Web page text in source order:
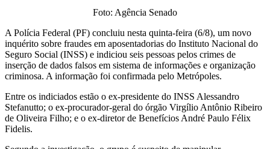
Foto: Agência Senado
A Polícia Federal (PF) concluiu nesta quinta-feira (6/8), um novo
inquérito sobre fraudes em aposentadorias do Instituto Nacional do
Seguro Social (INSS) e indiciou seis pessoas pelos crimes de
inserção de dados falsos em sistema de informações e organização
criminosa. A informação foi confirmada pelo Metrópoles.
Entre os indiciados estão o ex-presidente do INSS Alessandro
Stefanutto; o ex-procurador-geral do órgão Virgílio Antônio Ribeiro
de Oliveira Filho; e o ex-diretor de Benefícios André Paulo Félix
Fidelis.